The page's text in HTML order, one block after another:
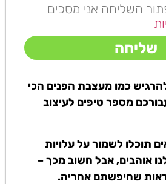
השליחה אני מסכים
שליחה
כמו מעצבת הפנים הכי
מספר טיפים לעיצוב
תוכלו לשמור על עלויות
אוהבים, אבל חשוב מכך –
שחיפשתם אחריה.